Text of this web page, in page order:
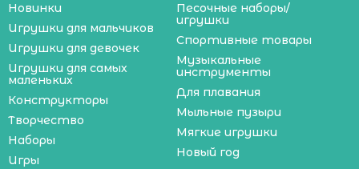
Новинки
Игрушки для мальчиков
Игрушки для девочек
Игрушки для самых
маленьких
Конструкторы
Творчество
Наборы
Игры
Песочные наборы/
игрушки
Спортивные товары
Музыкальные
инструменты
Для плавания
Мыльные пузыри
Мягкие игрушки
Новый год